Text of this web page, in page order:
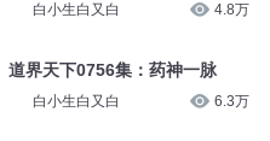
白小生白又白 4.8万
道界天下0756集：药神一脉
白小生白又白 6.3万